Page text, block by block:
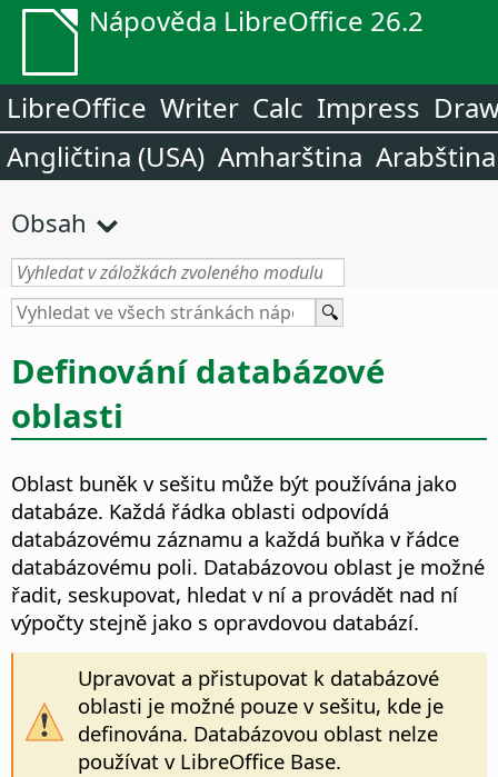
Nápověda LibreOffice 26.2
LibreOffice Writer Calc Impress
Angličtina (USA) Amharština Arabština
Obsah
Definování databázové
oblasti
Oblast buněk v sešitu může být používána jako
databáze. Každá řádka oblasti odpovídá
databázovému záznamu a každá buňka v řádce
databázovému poli. Databázovou oblast je možné
řadit, seskupovat, hledat v ní a provádět nad ní
výpočty stejně jako s opravdovou databází.
Upravovat a přistupovat k databázové
oblasti je možné pouze v sešitu, kde je
definována. Databázovou oblast nelze
používat v LibreOffice Base.